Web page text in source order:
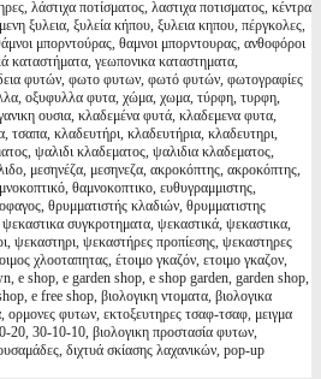
λάστιχα ποτίσματος, λαστιχα ποτισματος, κέντρα
ξυλεια, ξυλεία κήπου, ξυλεια κηπου, πέργκολες,
μπορντούρας, θαμνοι μπορντουρας, ανθοφόροι
καταστήματα, γεωπονικα καταστηματα,
φυτών, φωτο φυτων, φωτό φυτών, φωτογραφίες
οξυφυλλα φυτα, χώμα, χωμα, τύρφη, τυρφη,
ουσια, κλαδεμένα φυτά, κλαδεμενα φυτα,
τσαπα, κλαδευτήρι, κλαδευτήρια, κλαδευτηρι,
ψαλιδι κλαδεματος, ψαλιδια κλαδεματος,
μεσηνέζα, μεσηνεζα, ακροκόπτης, ακροκόπτης,
θαμνοκοπτικο, ευθυγραμμιστης,
θρυμματιστής κλαδιών, θρυμματιστης
συγκροτηματα, ψεκαστικά, ψεκαστικα,
ψεκαστηρι, ψεκαστήρες προπίεσης, ψεκαστηρες
χλοοταπητας, έτοιμο γκαζόν, ετοιμο γκαζον,
e shop, e garden shop, e shop garden, garden shop,
e free shop, βιολογικη ντοματα, βιολογικα
φυτων, εκτοξευτηρες τσαφ-τσαφ, μειγμα
20, 30-10-10, βιολογικη προστασία φυτων,
διχτυά σκίασης λαχανικών, pop-up